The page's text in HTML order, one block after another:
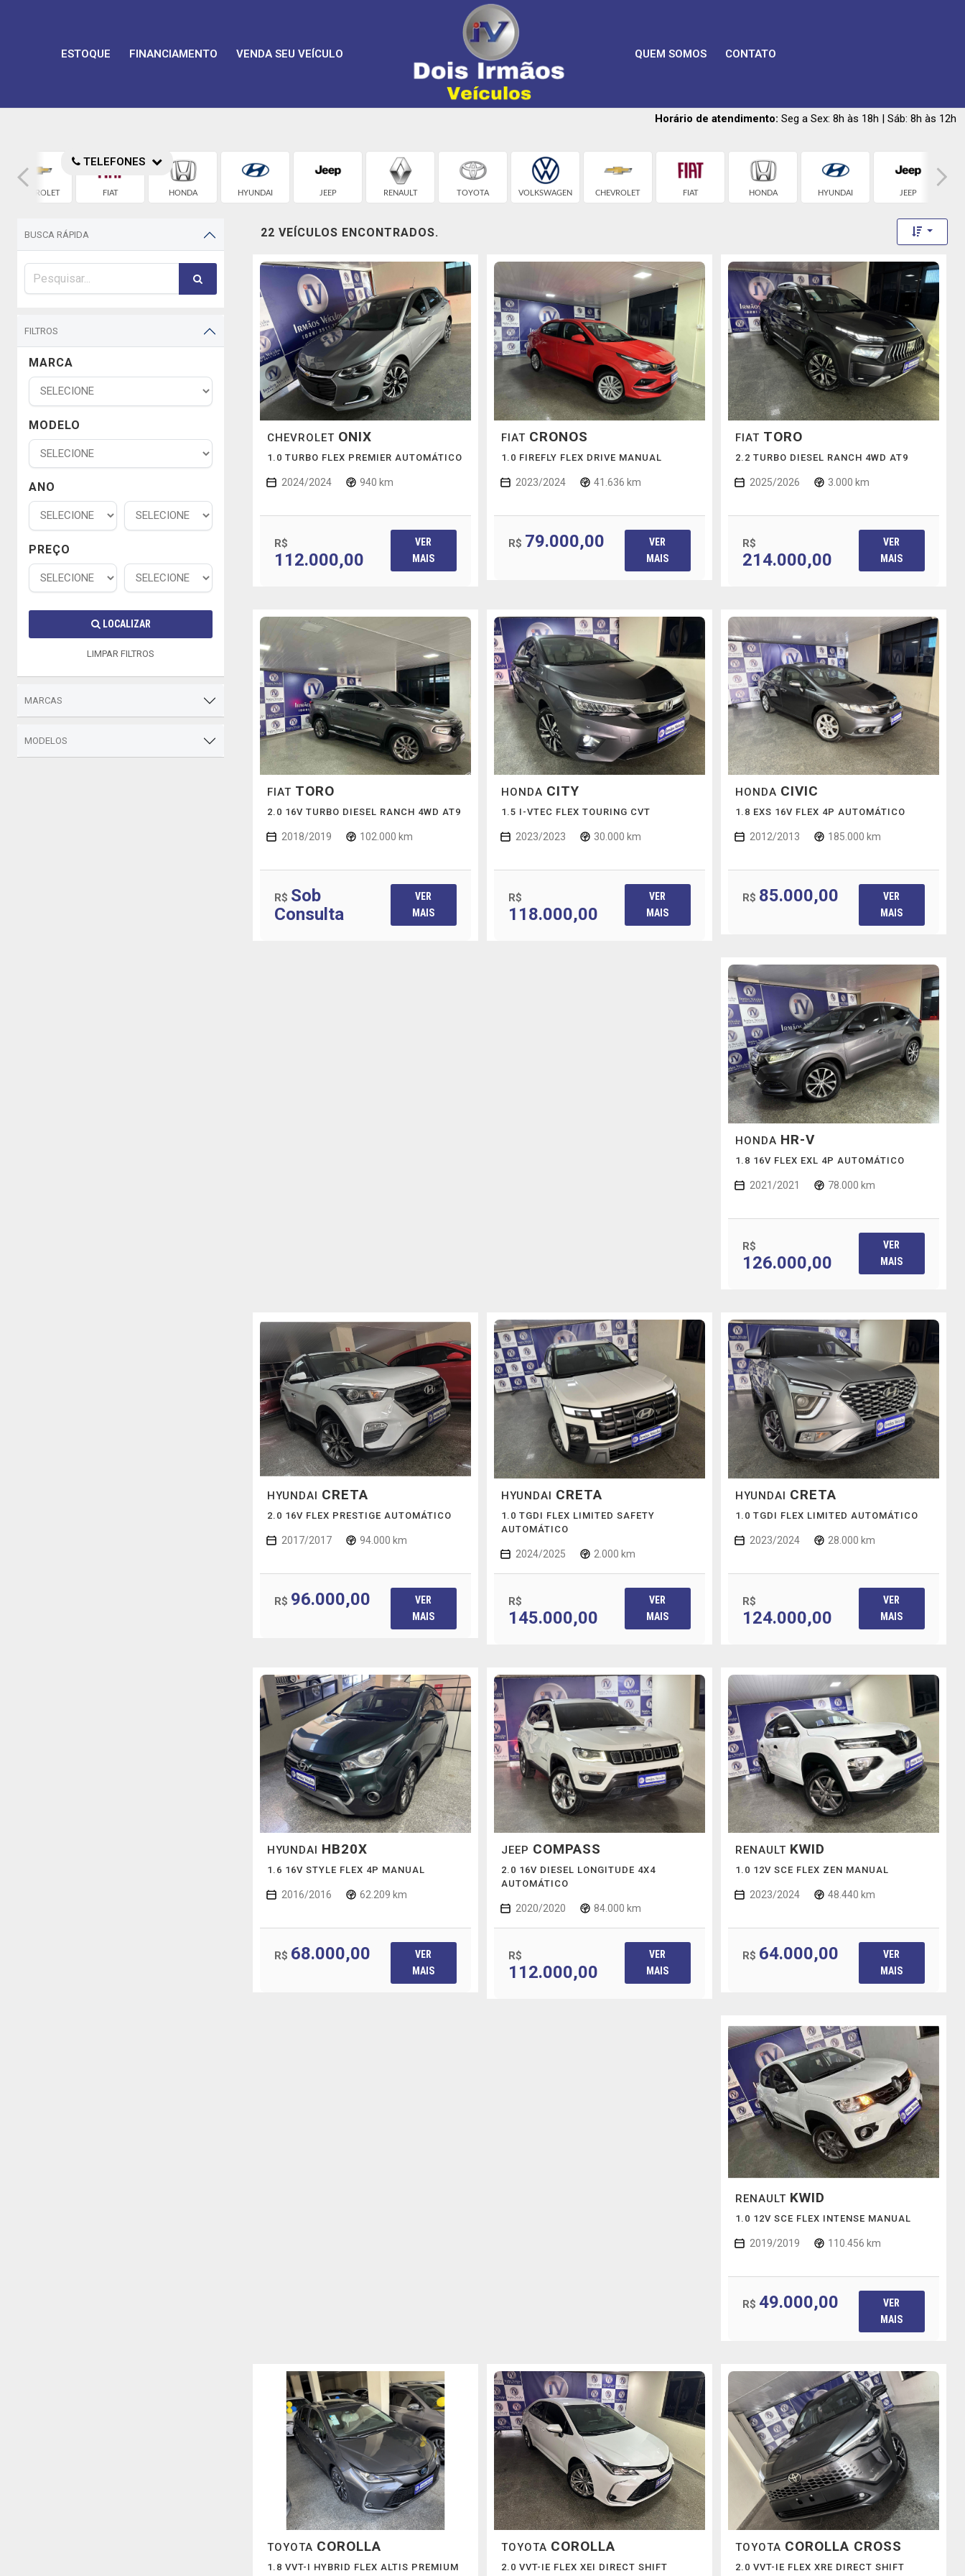
ESTOQUE FINANCIAMENTO VENDA SEU VEÍCULO QUEM SOMOS CONTATO
TELEFONES
Horário de atendimento: Seg a Sex: 8h às 18h | Sáb: 8h às 12h
CHEVROLET FIAT HONDA HYUNDAI JEEP RENAULT TOYOTA VOLKSWAGEN CHEVROLET FIAT HONDA HYUNDAI JEEP
BUSCA RÁPIDA
FILTROS
MARCA
MODELO
ANO
PREÇO
LOCALIZAR
LIMPAR FILTROS
MARCAS
MODELOS
22 VEÍCULOS ENCONTRADOS. Toggle
CHEVROLET ONIX
1.0 TURBO FLEX PREMIER AUTOMÁTICO
2024/2024 940 km
R$
112.000,00
VER
MAIS
FIAT CRONOS
1.0 FIREFLY FLEX DRIVE MANUAL
2023/2024 41.636 km
R$ 79.000,00
VER
MAIS
FIAT TORO
2.2 TURBO DIESEL RANCH 4WD AT9
2025/2026 3.000 km
R$
214.000,00
VER
MAIS
FIAT TORO
2.0 16V TURBO DIESEL RANCH 4WD AT9
2018/2019 102.000 km
R$ Sob
Consulta
VER
MAIS
HONDA CITY
1.5 I-VTEC FLEX TOURING CVT
2023/2023 30.000 km
R$
118.000,00
VER
MAIS
HONDA CIVIC
1.8 EXS 16V FLEX 4P AUTOMÁTICO
2012/2013 185.000 km
R$ 85.000,00
VER
MAIS
HONDA HR-V
1.8 16V FLEX EXL 4P AUTOMÁTICO
2021/2021 78.000 km
R$
126.000,00
VER
MAIS
HYUNDAI CRETA
2.0 16V FLEX PRESTIGE AUTOMÁTICO
2017/2017 94.000 km
R$ 96.000,00
VER
MAIS
HYUNDAI CRETA
1.0 TGDI FLEX LIMITED SAFETY
AUTOMÁTICO
2024/2025 2.000 km
R$
145.000,00
VER
MAIS
HYUNDAI CRETA
1.0 TGDI FLEX LIMITED AUTOMÁTICO
2023/2024 28.000 km
R$
124.000,00
VER
MAIS
HYUNDAI HB20X
1.6 16V STYLE FLEX 4P MANUAL
2016/2016 62.209 km
R$ 68.000,00
VER
MAIS
JEEP COMPASS
2.0 16V DIESEL LONGITUDE 4X4
AUTOMÁTICO
2020/2020 84.000 km
R$
112.000,00
VER
MAIS
RENAULT KWID
1.0 12V SCE FLEX ZEN MANUAL
2023/2024 48.440 km
R$ 64.000,00
VER
MAIS
RENAULT KWID
1.0 12V SCE FLEX INTENSE MANUAL
2019/2019 110.456 km
R$ 49.000,00
VER
MAIS
TOYOTA COROLLA
1.8 VVT-I HYBRID FLEX ALTIS PREMIUM
TOYOTA COROLLA
2.0 VVT-IE FLEX XEI DIRECT SHIFT
TOYOTA COROLLA CROSS
2.0 VVT-IE FLEX XRE DIRECT SHIFT